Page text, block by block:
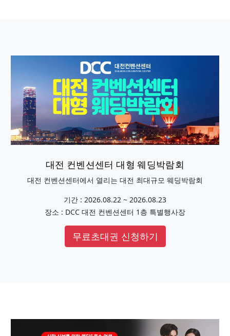
대전 컨벤션센터 대형 웨딩박람회
대전 컨벤션센터에서 열리는 대전 최대규모 웨딩박람회
기간 : 2026.08.22 ~ 2026.08.23
장소 : DCC 대전 컨벤션센터 1층 특별행사장
무료초대권 신청하기